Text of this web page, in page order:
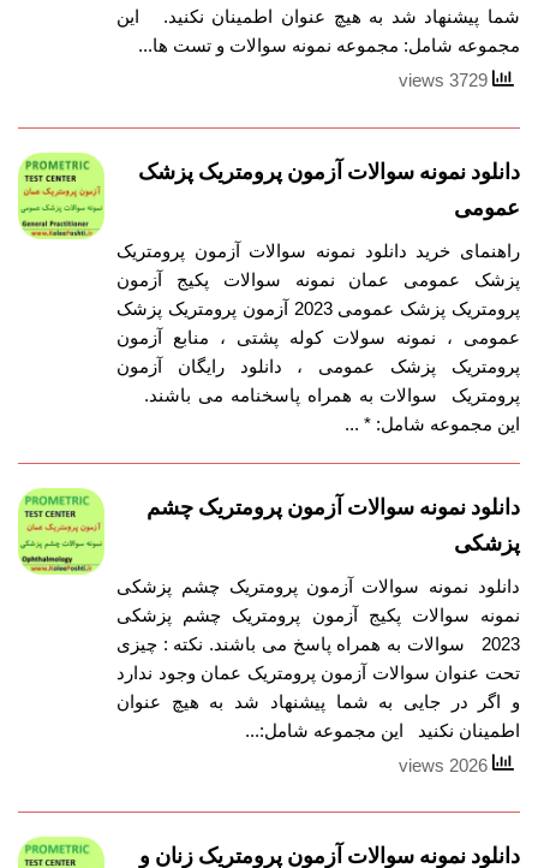
شما پیشنهاد شد به هیچ عنوان اطمینان نکنید. این
مجموعه شامل: مجموعه نمونه سوالات و تست ها...
دانلود نمونه سوالات آزمون پرومتریک پزشک
عمومی
راهنمای خرید دانلود نمونه سوالات آزمون پرومتریک
پزشک عمومی عمان نمونه سوالات پکیج آزمون
پرومتریک پزشک عمومی 2023 آزمون پرومتریک پزشک
عمومی ، نمونه سولات کوله پشتی ، منابع آزمون
پرومتریک پزشک عمومی ، دانلود رایگان آزمون
پرومتریک سوالات به همراه پاسخنامه می باشند.
این مجموعه شامل: * ...
دانلود نمونه سوالات آزمون پرومتریک چشم
پزشکی
دانلود نمونه سوالات آزمون پرومتریک چشم پزشکی
نمونه سوالات پکیج آزمون پرومتریک چشم پزشکی
2023 سوالات به همراه پاسخ می باشند. نکته : چیزی
تحت عنوان سوالات آزمون پرومتریک عمان وجود ندارد
و اگر در جایی به شما پیشنهاد شد به هیچ عنوان
اطمینان نکنید این مجموعه شامل:...
دانلود نمونه سوالات آزمون پرومتریک زنان و